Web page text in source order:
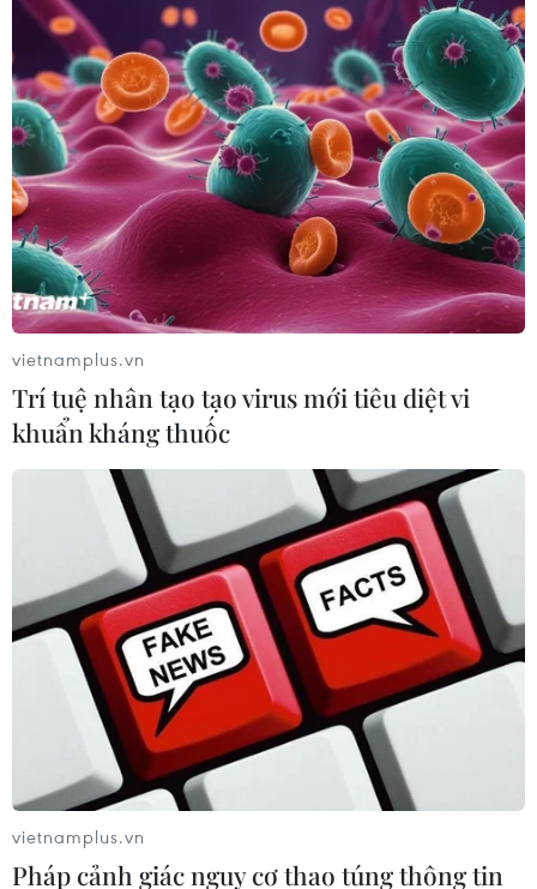
Giá dầu diesel và dầu hỏa tăng, các mặt
hàng khác giữ ổn định
11/09/2023 08:00
Từ 15 giờ ngày 11/9, giá xăng E5 RON92, xăng RON95-
III và dầu mazut không thay đổi, trong khi dầu diesel
tăng 410 đồng/lít và dầu hỏa tăng 374 đồng/lít sau khi
chi sử dụng quỹ bình ổn (BOG).
Diễn biến bất ngờ của giá dầu trước
những nỗi lo về nguồn cung
12/09/2023 01:52
Kết thúc phiên giao dịch ngày 11/9, giá dầu thô Brent
vietnamplus.vn
Trí tuệ nhân tạo tạo virus mới tiêu diệt vi
khuẩn kháng thuốc
vietnamplus.vn
Pháp cảnh giác nguy cơ thao túng thông tin